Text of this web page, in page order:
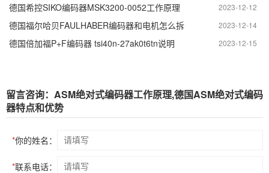
2023-12-12
德国希控SIKO编码器MSK3200-0052工作原理
2023-12-14
德国福尔哈贝FAULHABER编码器和电机怎么拆
2023-12-15
德国倍加福P+F编码器 tsi40n-27ak0t6tn说明
留言咨询：ASM绝对式编码器工作原理,德国ASM绝对式编码
器特点和优势
*你的姓名：
*联系电话：